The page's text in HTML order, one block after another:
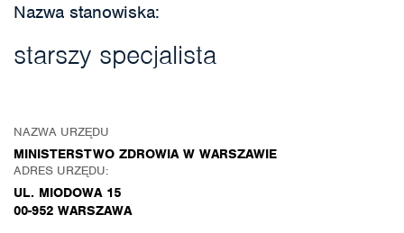
Nazwa stanowiska:
starszy specjalista
NAZWA URZĘDU
MINISTERSTWO ZDROWIA W WARSZAWIE
ADRES URZĘDU:
UL. MIODOWA 15
00-952 WARSZAWA